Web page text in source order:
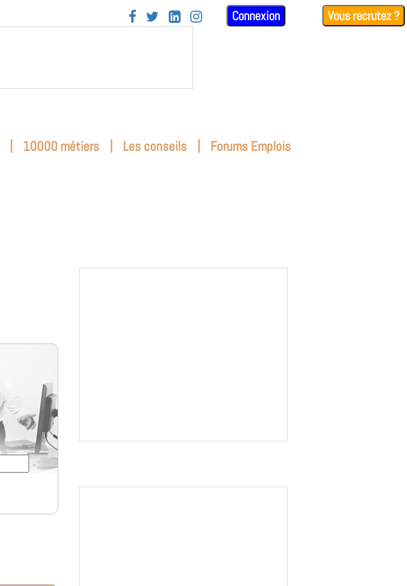
    Connexion Vous recrutez ?
| 10000 métiers | Les conseils | Forums Emplois